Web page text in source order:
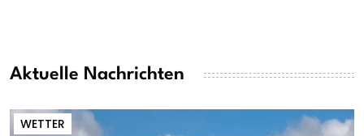
Aktuelle Nachrichten
WETTER